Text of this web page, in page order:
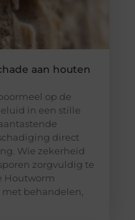
aan houten
op de
in een stille
direct
Wie zekerheid
zorgvuldig te
Houtworm
behandelen,